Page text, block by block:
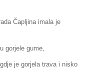
Čapljina imala je
gorjele gume,
je gorjela trava i nisko